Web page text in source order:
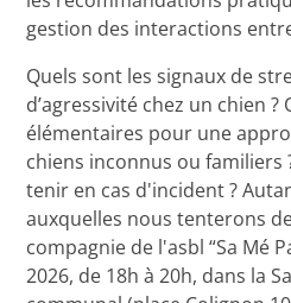
gestion des interactions
Quels sont les signaux de
d’agressivité chez un chien
élémentaires pour une
chiens inconnus ou familiers
tenir en cas d'incident ?
auxquelles nous tenterons
compagnie de l'asbl “Sa Mé
2026, de 18h à 20h, dans la